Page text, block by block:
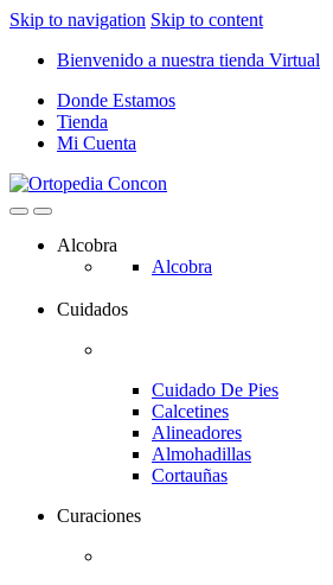
Skip to navigation Skip to content
Bienvenido a nuestra tienda Virtual
Donde Estamos
Tienda
Mi Cuenta
Alcobra
Alcobra
Cuidados
Cuidado De Pies
Calcetines
Alineadores
Almohadillas
Cortauñas
Curaciones